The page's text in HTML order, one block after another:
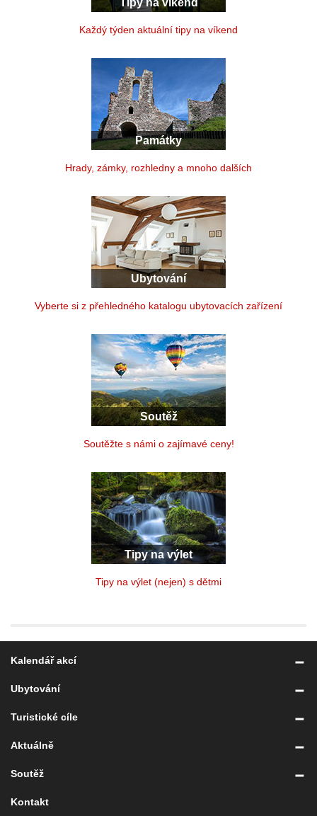
Tipy na víkend
Každý týden aktuální tipy na víkend
Památky
Hrady, zámky, rozhledny a mnoho dalších
Ubytování
Vyberte si z přehledného katalogu ubytovacích zařízení
Soutěž
Soutěžte s námi o zajímavé ceny!
Tipy na výlet
Tipy na výlet (nejen) s dětmi
Kalendář akcí
Ubytování
Turistické cíle
Aktuálně
Soutěž
Kontakt